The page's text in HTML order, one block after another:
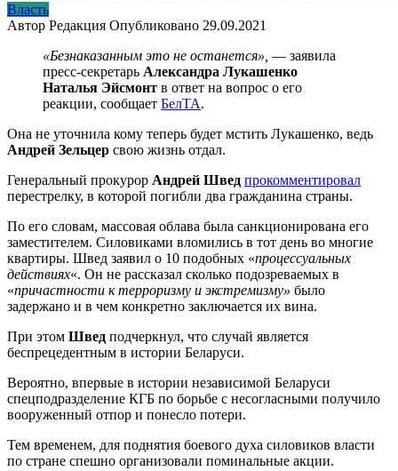
Власть
Автор Редакция Опубликовано 29.09.2021
«Безнаказанным это не останется», — заявила
пресс-секретарь Александра Лукашенко
Наталья Эйсмонт в ответ на вопрос о его
реакции, сообщает БелТА.
Она не уточнила кому теперь будет мстить Лукашенко, ведь
Андрей Зельцер свою жизнь отдал.
Генеральный прокурор Андрей Швед прокомментировал
перестрелку, в которой погибли два гражданина страны.
По его словам, массовая облава была санкционирована его
заместителем. Силовиками вломились в тот день во многие
квартиры. Швед заявил о 10 подобных «процессуальных
действиях«. Он не рассказал сколько подозреваемых в
«причастности к терроризму и экстремизму» было
задержано и в чем конкретно заключается их вина.
При этом Швед подчеркнул, что случай является
беспрецедентным в истории Беларуси.
Вероятно, впервые в истории независимой Беларуси
спецподразделение КГБ по борьбе с несогласными получило
вооруженный отпор и понесло потери.
Тем временем, для поднятия боевого духа силовиков власти
по стране спешно организовали поминальные акции.